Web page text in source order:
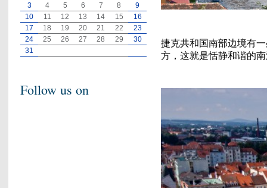
捷克共和国南部边境有
方，这就是恬静和谐的
3
4 5 6 7 8
9
10
11 12 13 14 15
16
17
18 19 20 21 22
23
24
25 26 27 28 29
30
31
Follow us on